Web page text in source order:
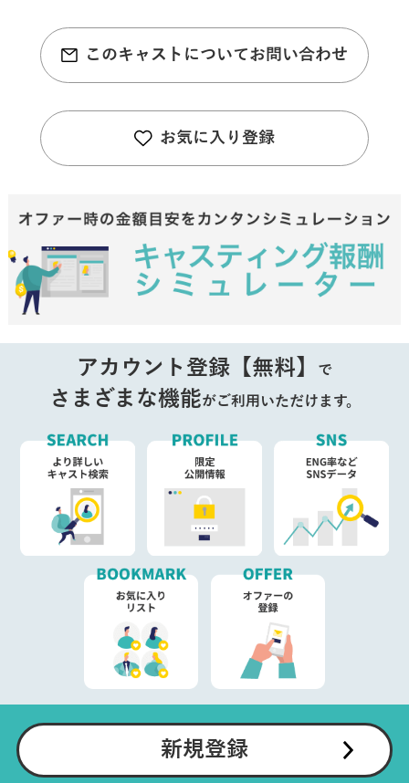
このキャストについてお問い合わせ
お気に入り登録
アカウント登録【無料】 で
さまざまな機能がご利用いただけます。
新規登録